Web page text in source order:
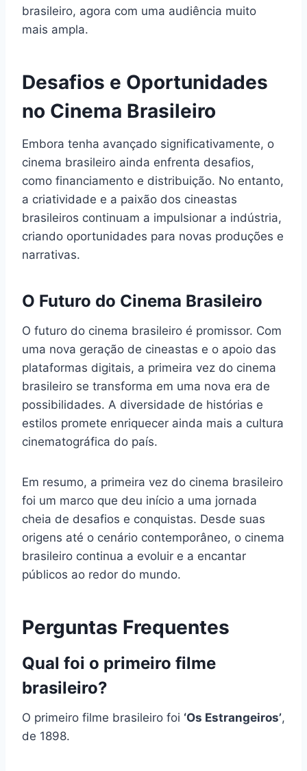
brasileiro, agora com uma audiência muito
mais ampla.
Desafios e Oportunidades
no Cinema Brasileiro
Embora tenha avançado significativamente, o
cinema brasileiro ainda enfrenta desafios,
como financiamento e distribuição. No entanto,
a criatividade e a paixão dos cineastas
brasileiros continuam a impulsionar a indústria,
criando oportunidades para novas produções e
narrativas.
O Futuro do Cinema Brasileiro
O futuro do cinema brasileiro é promissor. Com
uma nova geração de cineastas e o apoio das
plataformas digitais, a primeira vez do cinema
brasileiro se transforma em uma nova era de
possibilidades. A diversidade de histórias e
estilos promete enriquecer ainda mais a cultura
cinematográfica do país.
Em resumo, a primeira vez do cinema brasileiro
foi um marco que deu início a uma jornada
cheia de desafios e conquistas. Desde suas
origens até o cenário contemporâneo, o cinema
brasileiro continua a evoluir e a encantar
públicos ao redor do mundo.
Perguntas Frequentes
Qual foi o primeiro filme
brasileiro?
O primeiro filme brasileiro foi ‘Os Estrangeiros’,
de 1898.